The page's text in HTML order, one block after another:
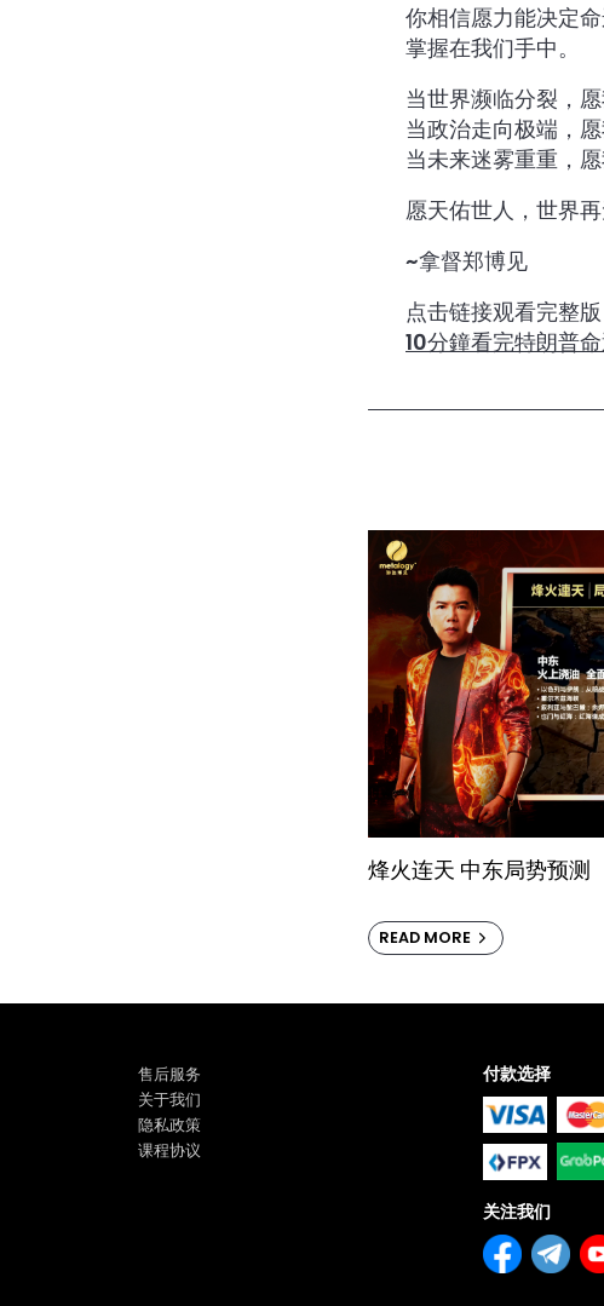
你相信愿力能决定
掌握在我们手中。
当世界濒临分裂，
当政治走向极端，
当未来迷雾重重，
愿天佑世人，世界再
~拿督郑博见
点击链接观看完整版
10分鐘看完特朗普
烽火连天 中东局势预测
READ MORE
售后服务
关于我们
隐私政策
课程协议
付款选择
关注我们